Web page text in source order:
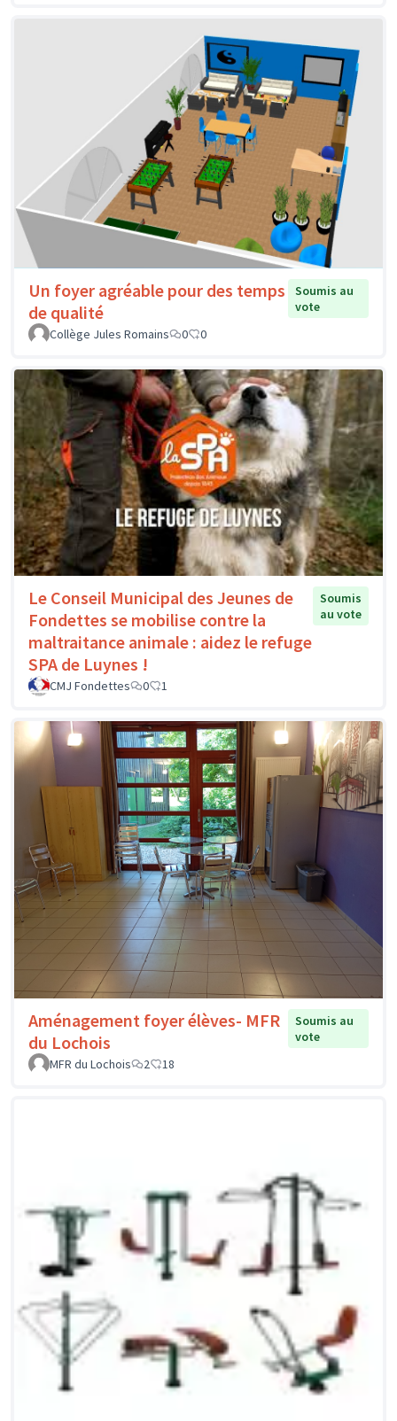
Un foyer agréable pour des temps
de qualité
Soumis au
vote
Collège Jules Romains
0 0
Le Conseil Municipal des Jeunes de
Fondettes se mobilise contre la
maltraitance animale : aidez le refuge
SPA de Luynes !
Soumis
au vote
CMJ Fondettes 0 1
Aménagement foyer élèves- MFR
du Lochois
Soumis au
vote
MFR du Lochois
2 18